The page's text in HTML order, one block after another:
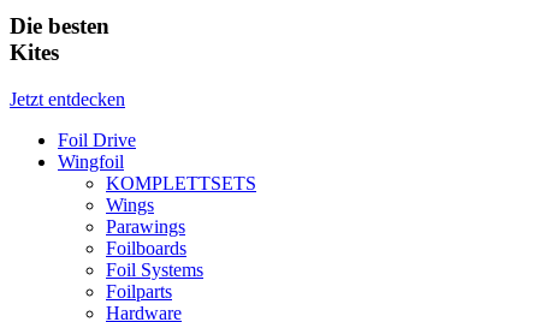
Die besten
Kites
Jetzt entdecken
Foil Drive
Wingfoil
KOMPLETTSETS
Wings
Parawings
Foilboards
Foil Systems
Foilparts
Hardware